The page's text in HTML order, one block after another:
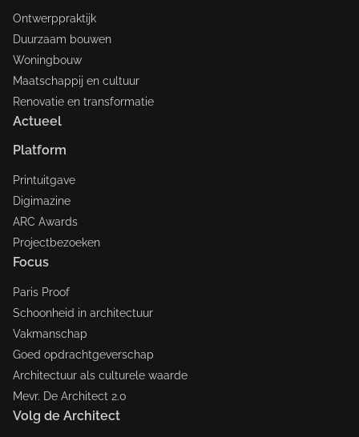
Ontwerppraktijk
Duurzaam bouwen
Woningbouw
Maatschappij en cultuur
Renovatie en transformatie
Actueel
Platform
Printuitgave
Digimazine
ARC Awards
Projectbezoeken
Focus
Paris Proof
Schoonheid in architectuur
Vakmanschap
Goed opdrachtgeverschap
Architectuur als culturele waarde
Mevr. De Architect 2.0
Volg de Architect